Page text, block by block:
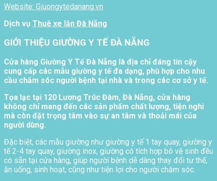
Website: Giuongytedanang.vn
Dịch vụ Thuê xe lăn Đà Nẵng
GIỚI THIỆU GIƯỜNG Y TẾ ĐÀ NẴNG
Cửa hàng Giường Y Tế Đà Nẵng là địa chỉ đáng tin cậy
cung cấp các mẫu giường y tế đa dạng, phù hợp cho nhu
cầu chăm sóc người bệnh tại nhà và trong các cơ sở y tế.
Tọa lạc tại 120 Lương Trúc Đàm, Đà Nẵng, cửa hàng
không chỉ mang đến các sản phẩm chất lượng, tiện nghi
mà còn đặt trọng tâm vào sự an tâm và thoải mái của
người dùng.
Đặc biệt, các mẫu giường như giường y tế 1 tay quay, giường y
tế 2-4 tay quay, giường inox, giường có tích hợp bô vệ sinh đều
có sẵn tại cửa hàng, giúp người bệnh dễ dàng thay đổi tư thế,
ăn uống, sinh hoạt, cũng như tiện lợi cho người chăm sóc.